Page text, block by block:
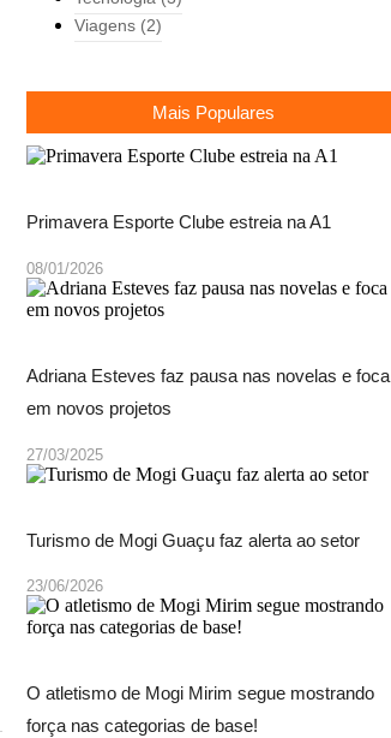
Mais Populares
Primavera Esporte Clube estreia na A1
08/01/2026
Adriana Esteves faz pausa nas novelas e foca
em novos projetos
27/03/2025
Turismo de Mogi Guaçu faz alerta ao setor
23/06/2026
O atletismo de Mogi Mirim segue mostrando
força nas categorias de base!
Viagens (2)